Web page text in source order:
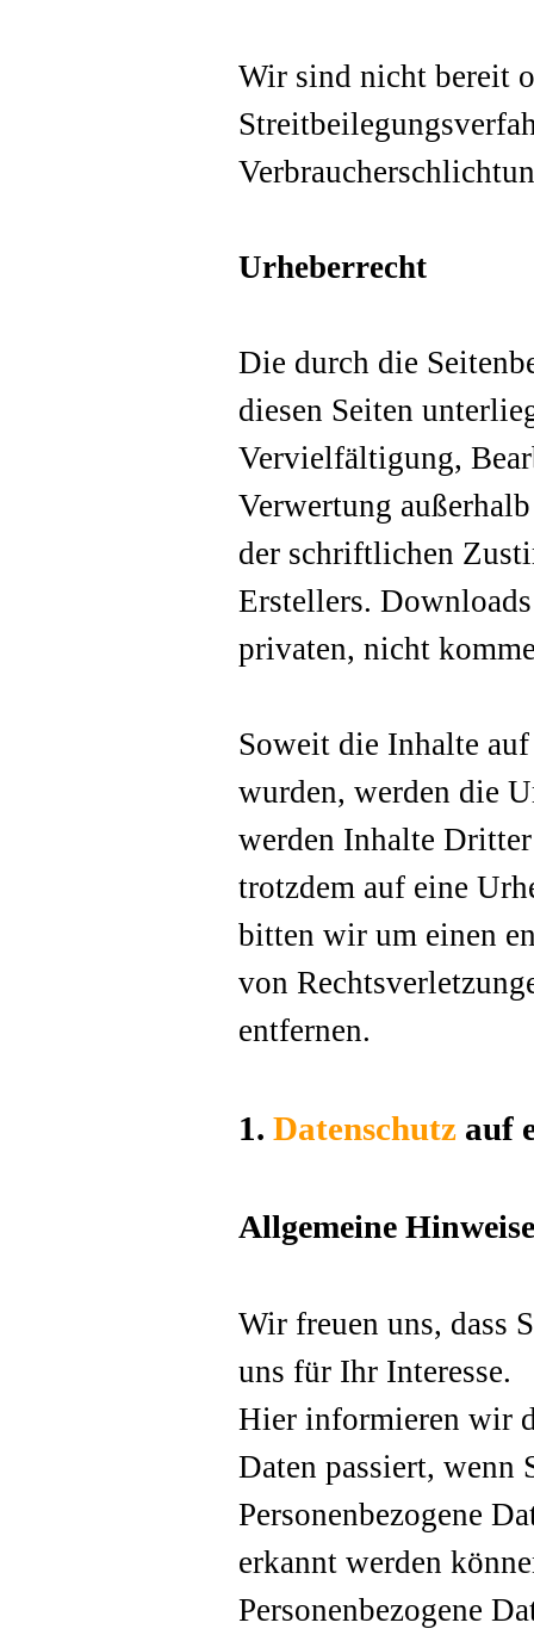
Wir sind nicht bereit
Urheberrecht
Die durch die
diesen Seiten
Vervielfältigung,
Verwertung
der schriftlichen
Erstellers.
privaten, nicht
Soweit die Inhalte
wurden, werden die
werden Inhalte
trotzdem auf eine
bitten wir um einen
von
entfernen.
1.Datenschutz auf
Allgemeine
Wir freuen uns, dass
uns für Ihr Interesse.
Hier informieren wir
Daten passiert, wenn
Personenbezogene
erkannt werden
Personenbezogene